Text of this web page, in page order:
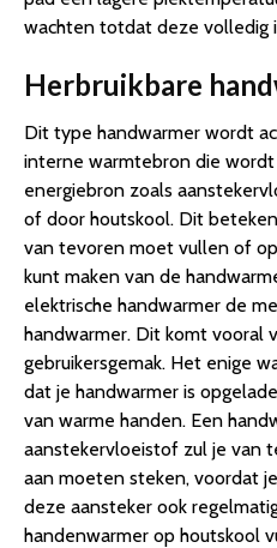
wachten totdat deze volledig
Herbruikbare
Dit type handwarmer wordt
interne warmtebron die
energiebron zoals
of door houtskool. Dit
van tevoren moet vullen of
kunt maken van de
elektrische handwarmer de
handwarmer. Dit komt vooral
gebruikersgemak. Het enige
dat je handwarmer is
van warme handen. Een
aanstekervloeistof zul je van
aan moeten steken, voordat
deze aansteker ook
handenwarmer op houtskool